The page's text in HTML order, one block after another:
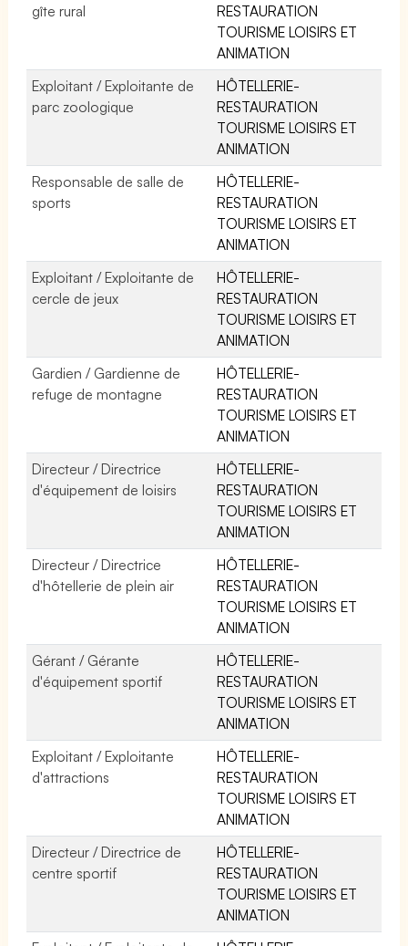
gîte rural
RESTAURATION
TOURISME LOISIRS ET
ANIMATION
Exploitant / Exploitante de
parc zoologique
HÔTELLERIE-
RESTAURATION
TOURISME LOISIRS ET
ANIMATION
Responsable de salle de
sports
HÔTELLERIE-
RESTAURATION
TOURISME LOISIRS ET
ANIMATION
Exploitant / Exploitante de
cercle de jeux
HÔTELLERIE-
RESTAURATION
TOURISME LOISIRS ET
ANIMATION
Gardien / Gardienne de
refuge de montagne
HÔTELLERIE-
RESTAURATION
TOURISME LOISIRS ET
ANIMATION
Directeur / Directrice
d'équipement de loisirs
HÔTELLERIE-
RESTAURATION
TOURISME LOISIRS ET
ANIMATION
Directeur / Directrice
d'hôtellerie de plein air
HÔTELLERIE-
RESTAURATION
TOURISME LOISIRS ET
ANIMATION
Gérant / Gérante
d'équipement sportif
HÔTELLERIE-
RESTAURATION
TOURISME LOISIRS ET
ANIMATION
Exploitant / Exploitante
d'attractions
HÔTELLERIE-
RESTAURATION
TOURISME LOISIRS ET
ANIMATION
Directeur / Directrice de
centre sportif
HÔTELLERIE-
RESTAURATION
TOURISME LOISIRS ET
ANIMATION